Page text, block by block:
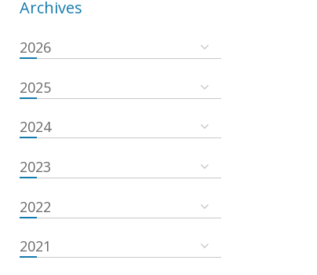
Archives
2026
2025
2024
2023
2022
2021